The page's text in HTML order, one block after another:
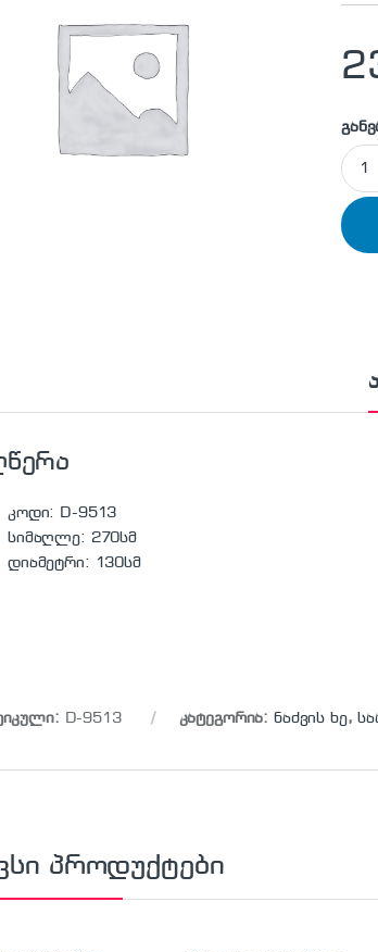
კოდი: D-9513
სიმაღლე: 270სმ
დიამეტრი: 130სმ
D-9513 კატეგორია: ნაძვის ხე,
პროდუქტები